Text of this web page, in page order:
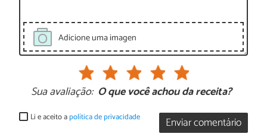
Adicione uma imagen
Sua avaliação: O que você achou da receita?
Enviar comentário
Li e aceito apolítica de privacidade